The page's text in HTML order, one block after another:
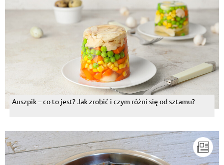
Auszpik – co to jest? Jak zrobić i czym różni się od sztamu?